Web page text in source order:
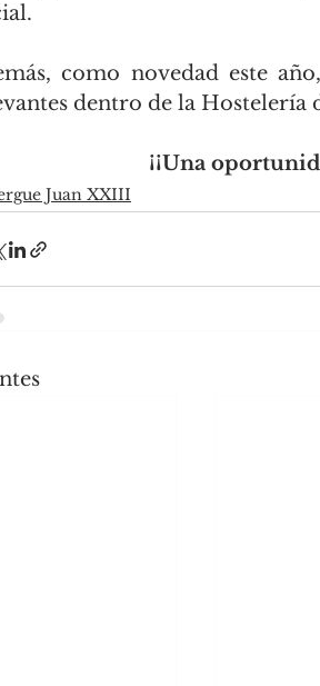
como novedad este
dentro de la Hostelería
¡¡Una
Juan XXIII